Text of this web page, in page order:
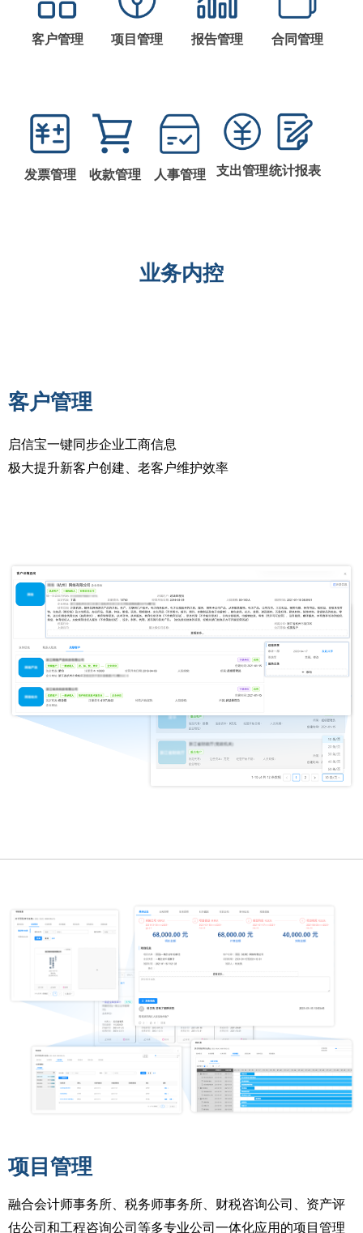
客户管理
启信宝一键同步企业工商信息
极大提升新客户创建、老客户维护效率
业务内控
项目管理
融合会计师事务所、税务师事务所、财税咨询公司、资产评
估公司和工程咨询公司等多专业公司一体化应用的项目管理
客户管理 项目管理 报告管理 合同管理
发票管理 收款管理 人事管理 支出管理统计报表